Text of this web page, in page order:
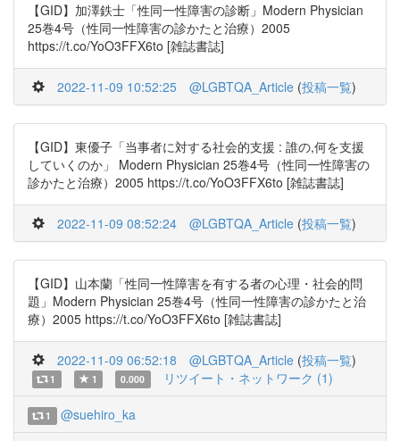
【GID】加澤鉄士「性同一性障害の診断」Modern Physician
25巻4号（性同一性障害の診かたと治療）2005
https://t.co/YoO3FFX6to [雑誌書誌]
2022-11-09 10:52:25 @LGBTQA_Article (投稿一覧)
【GID】東優子「当事者に対する社会的支援 : 誰の,何を支援
していくのか」 Modern Physician 25巻4号（性同一性障害の
診かたと治療）2005 https://t.co/YoO3FFX6to [雑誌書誌]
2022-11-09 08:52:24 @LGBTQA_Article (投稿一覧)
【GID】山本蘭「性同一性障害を有する者の心理・社会的問
題」Modern Physician 25巻4号（性同一性障害の診かたと治
療）2005 https://t.co/YoO3FFX6to [雑誌書誌]
2022-11-09 06:52:18 @LGBTQA_Article (投稿一覧)
1 1 0.000 リツイート・ネットワーク (1)
1 @suehiro_ka